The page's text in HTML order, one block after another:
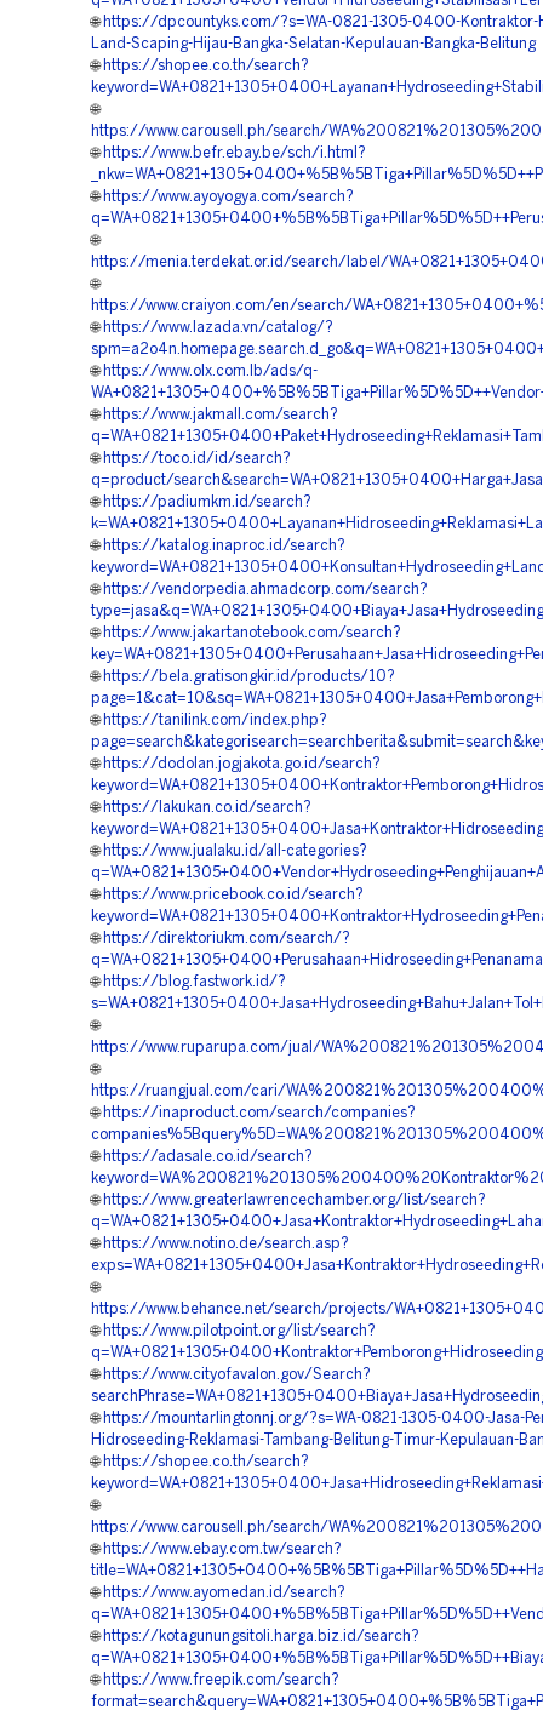
🌐 https://dpcountyks.com/?s=WA-0821-1305-0400-Kontraktor-
Land-Scaping-Hijau-Bangka-Selatan-Kepulauan-Bangka-Belitung
🌐 https://shopee.co.th/search?
🌐
https://www.carousell.ph/search/
🌐 https://www.befr.ebay.be/sch/i.html?
🌐 https://www.ayoyogya.com/search?
🌐
https://menia.terdekat.or.id/search/label/
🌐
https://www.craiyon.com/en/search/
🌐 https://www.lazada.vn/catalog/?
🌐 https://www.olx.com.lb/ads/q-
🌐 https://www.jakmall.com/search?
🌐 https://toco.id/id/search?
q=product/
🌐 https://padiumkm.id/search?
🌐 https://katalog.inaproc.id/search?
🌐 https://vendorpedia.ahmadcorp.com/search?
🌐 https://www.jakartanotebook.com/search?
🌐 https://bela.gratisongkir.id/products/10?
🌐 https://tanilink.com/index.php?
🌐 https://dodolan.jogjakota.go.id/search?
🌐 https://lakukan.co.id/search?
🌐 https://www.jualaku.id/all-categories?
🌐 https://www.pricebook.co.id/search?
🌐 https://direktoriukm.com/search/?
🌐 https://blog.fastwork.id/?
🌐
https://www.ruparupa.com/jual/
🌐
https://ruangjual.com/cari/
🌐 https://inaproduct.com/search/companies?
🌐 https://adasale.co.id/search?
🌐 https://www.greaterlawrencechamber.org/list/search?
🌐 https://www.notino.de/search.asp?
🌐
https://www.behance.net/search/projects/
🌐 https://www.pilotpoint.org/list/search?
🌐 https://www.cityofavalon.gov/Search?
🌐 https://mountarlingtonnj.org/?s=WA-0821-1305-0400-Jasa-
Hidroseeding-Reklamasi-Tambang-Belitung-Timur-Kepulauan-
🌐 https://shopee.co.th/search?
🌐
https://www.carousell.ph/search/
🌐 https://www.ebay.com.tw/search?
🌐 https://www.ayomedan.id/search?
🌐 https://kotagunungsitoli.harga.biz.id/search?
🌐 https://www.freepik.com/search?